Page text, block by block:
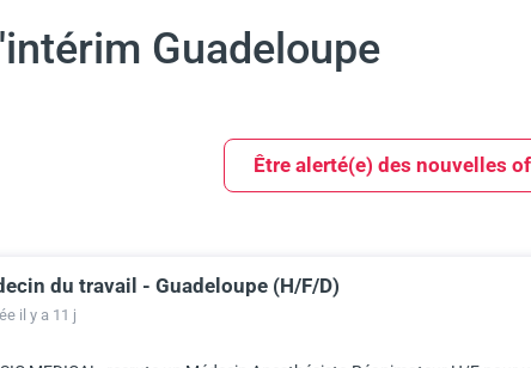
Guadeloupe
Être alerté(e) des nouvelles
du travail - Guadeloupe (H/F/D)
il y a 11 j